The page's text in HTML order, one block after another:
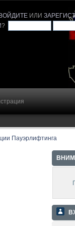
ИЛИ
?
Пауэрлифтинга